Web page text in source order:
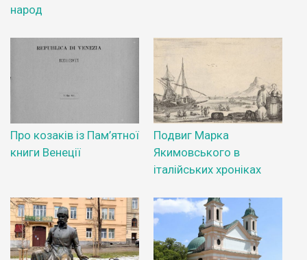
народ
Про козаків із Пам’ятної
книги Венеції
Подвиг Марка
Якимовського в
італійських хроніках